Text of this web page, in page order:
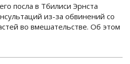
посла в Тбилиси Эрнста
из-за обвинений со
во вмешательстве. Об этом